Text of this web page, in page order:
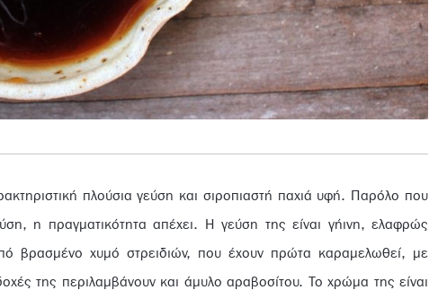
πλούσια γεύση και σιροπιαστή παχιά υφή. Παρόλο που
η πραγματικότητα απέχει. Η γεύση της είναι γήινη, ελαφρώς
βρασμένο χυμό στρειδιών, που έχουν πρώτα καραμελωθεί, με
της περιλαμβάνουν και άμυλο αραβοσίτου. Το χρώμα της είναι